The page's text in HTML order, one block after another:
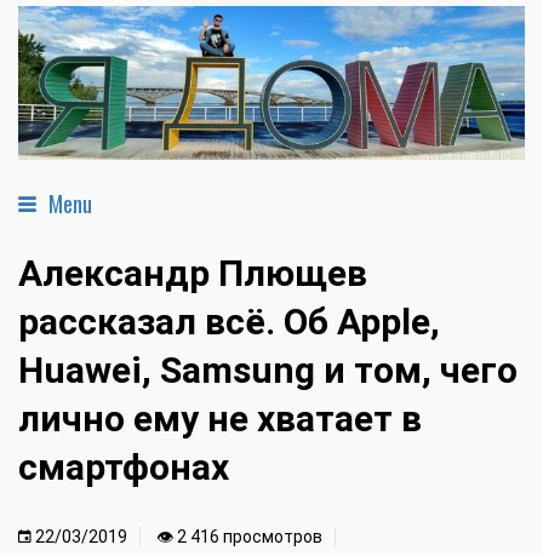
Menu
Александр Плющев
рассказал всё. Об Apple,
Huawei, Samsung и том, чего
лично ему не хватает в
смартфонах
22/03/2019 👁 2 416 просмотров